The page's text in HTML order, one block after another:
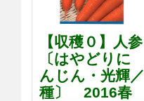
【収穫０】人参
〔はやどりに
んじん・光輝／
種〕 2016春